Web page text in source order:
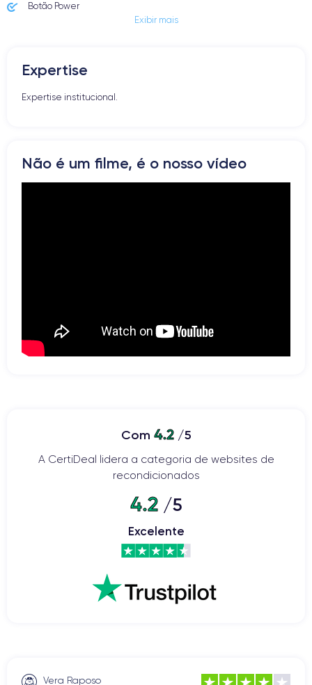
Botão Power
Entrada Jack ou Lightening
Altifalante
Botão Home
Vibrador
Prise USB
Exibir mais
Expertise
Expertise institucional.
Não é um filme, é o nosso vídeo
Com 4.2/5
A CertiDeal lidera a categoria de websites de
recondicionados
4.2/5
Excelente
Vera Raposo